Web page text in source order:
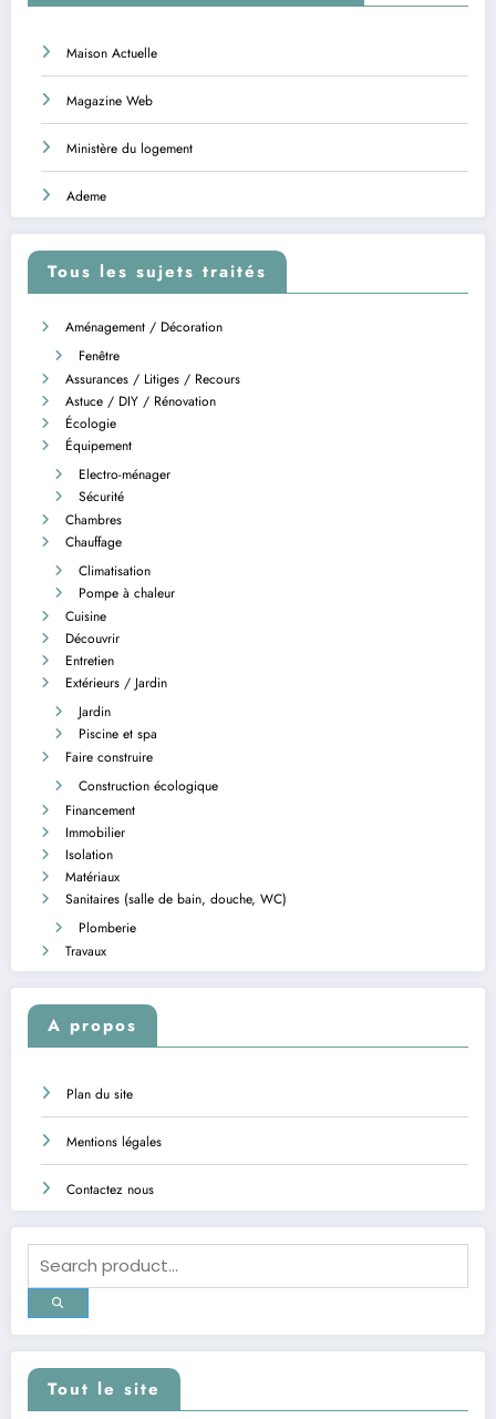
Maison Actuelle
Magazine Web
Ministère du logement
Ademe
Tous les sujets traités
Aménagement / Décoration
Fenêtre
Assurances / Litiges / Recours
Astuce / DIY / Rénovation
Écologie
Équipement
Electro-ménager
Sécurité
Chambres
Chauffage
Climatisation
Pompe à chaleur
Cuisine
Découvrir
Entretien
Extérieurs / Jardin
Jardin
Piscine et spa
Faire construire
Construction écologique
Financement
Immobilier
Isolation
Matériaux
Sanitaires (salle de bain, douche, WC)
Plomberie
Travaux
A propos
Plan du site
Mentions légales
Contactez nous
Tout le site